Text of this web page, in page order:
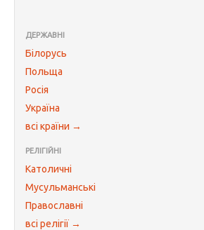
ДЕРЖАВНІ
Білорусь
Польща
Росія
Україна
всі країни →
РЕЛІГІЙНІ
Католичні
Мусульманські
Православні
всі релігії →